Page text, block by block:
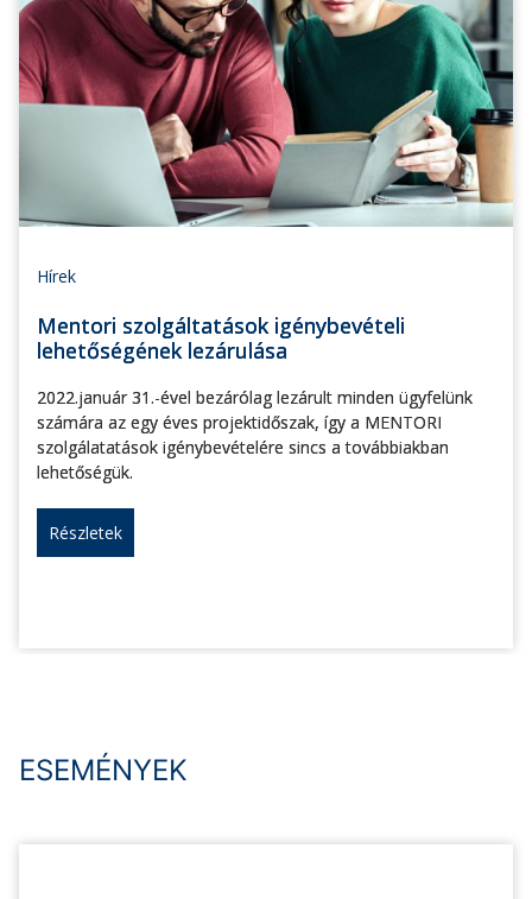
Hírek
Mentori szolgáltatások igénybevételi
lehetőségének lezárulása
2022.január 31.-ével bezárólag lezárult minden ügyfelünk
számára az egy éves projektidőszak, így a MENTORI
szolgálatatások igénybevételére sincs a továbbiakban
lehetőségük.
Részletek
ESEMÉNYEK